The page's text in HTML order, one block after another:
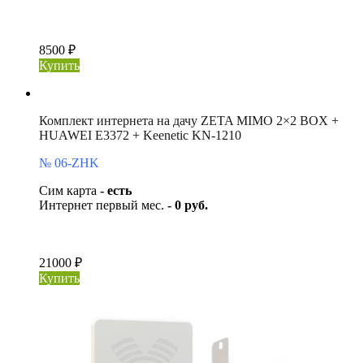
8500 ₽
Купить
Комплект интернета на дачу ZETA MIMO 2×2 BOX +
HUAWEI E3372 + Keenetic KN-1210
№ 06-ZHK
Сим карта - есть
Интернет первый мес. - 0 руб.
21000 ₽
Купить